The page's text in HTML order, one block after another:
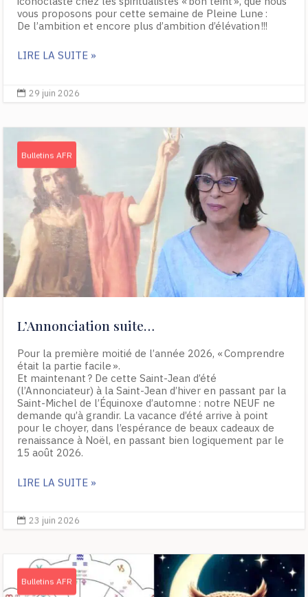
vous proposons pour cette semaine de Pleine Lune :
De l’ambition et encore plus d’ambition d’élévation !!!
LIRE LA SUITE »
 29 juin 2026
Bulletins AFR
L’Annonciation suite…
Pour la première moitié de l’année 2026, « Comprendre
était la partie facile ».
Et maintenant ? De cette Saint-Jean d’été
(l’Annonciateur) à la Saint-Jean d’hiver en passant par la
Saint-Michel de l’Équinoxe d’automne : notre NEUF ne
demande qu’à grandir. La vacance d’été arrive à point
pour le choyer, dans l’espérance de beaux cadeaux de
renaissance à Noël, en passant bien logiquement par le
15 août 2026.
LIRE LA SUITE »
 23 juin 2026
Bulletins AFR